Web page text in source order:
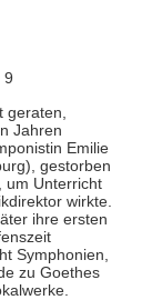
9
geraten,
Jahren
Emilie
gestorben
um Unterricht
wirkte.
ihre ersten
Symphonien,
zu Goethes